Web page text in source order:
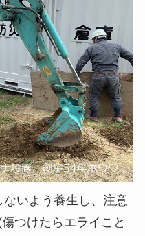
いよう養生し、注意
つけたらエライこと